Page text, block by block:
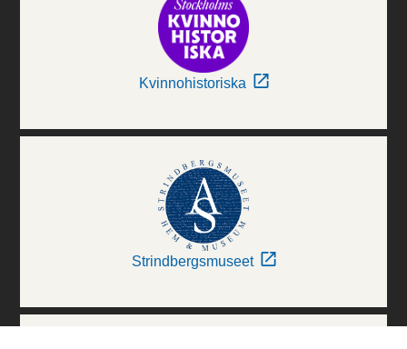
Kvinnohistoriska
Strindbergsmuseet